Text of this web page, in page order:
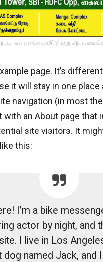
- ஏல நகையை மீட்டு மறு அடகு
page. It’s
it will stay in one place
navigation (in most
with an About page that
site visitors. It
this:
I’m a bike
actor by night, and
I live in Los
dog named Jack, and